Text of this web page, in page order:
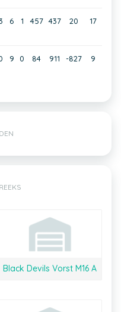
6 1 457 437 20 17
9 0 84 911 -827 9
Black Devils Vorst M16 A